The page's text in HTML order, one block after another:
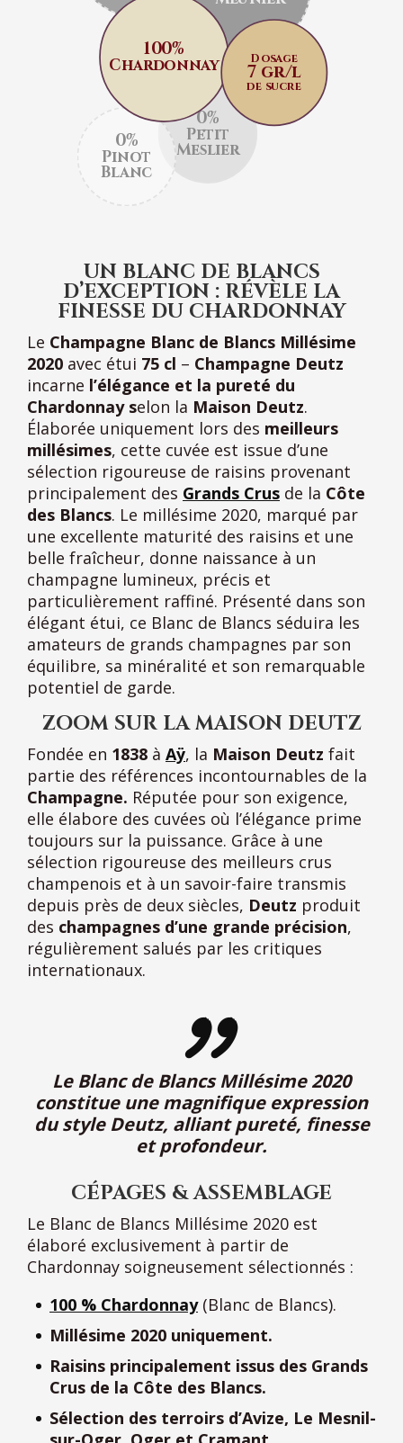
Dosage
7 gr/l
de sucre
100%
Chardonnay
0%
Petit
Meslier
0%
Pinot
Blanc
UN BLANC DE BLANCS
D’EXCEPTION : RÉVÈLE LA
FINESSE DU CHARDONNAY
Le Champagne Blanc de Blancs Millésime
2020 avec étui 75 cl – Champagne Deutz
incarne l’élégance et la pureté du
Chardonnay selon la Maison Deutz.
Élaborée uniquement lors des meilleurs
millésimes, cette cuvée est issue d’une
sélection rigoureuse de raisins provenant
principalement des Grands Crus de la Côte
des Blancs. Le millésime 2020, marqué par
une excellente maturité des raisins et une
belle fraîcheur, donne naissance à un
champagne lumineux, précis et
particulièrement raffiné. Présenté dans son
élégant étui, ce Blanc de Blancs séduira les
amateurs de grands champagnes par son
équilibre, sa minéralité et son remarquable
potentiel de garde.
ZOOM SUR LA MAISON DEUTZ
Fondée en 1838 à Aÿ, la Maison Deutz fait
partie des références incontournables de la
Champagne. Réputée pour son exigence,
elle élabore des cuvées où l’élégance prime
toujours sur la puissance. Grâce à une
sélection rigoureuse des meilleurs crus
champenois et à un savoir-faire transmis
depuis près de deux siècles, Deutz produit
des champagnes d’une grande précision,
régulièrement salués par les critiques
internationaux.
Le Blanc de Blancs Millésime 2020
constitue une magnifique expression
du style Deutz, alliant pureté, finesse
et profondeur.
CÉPAGES & ASSEMBLAGE
Le Blanc de Blancs Millésime 2020 est
élaboré exclusivement à partir de
Chardonnay soigneusement sélectionnés :
100 % Chardonnay(Blanc de Blancs).
Millésime 2020 uniquement.
Raisins principalement issus des Grands
Crus de la Côte des Blancs.
Sélection des terroirs d’Avize, Le Mesnil-